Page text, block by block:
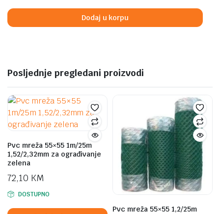
was:
549,90 KM.
is:
449,90 KM.
Dodaj u korpu
Posljednje pregledani proizvodi
Pvc mreža 55×55 1m/25m
1,52/2,32mm za ograđivanje
zelena
72,10 KM
DOSTUPNO
Pvc mreža 55×55 1,2/25m